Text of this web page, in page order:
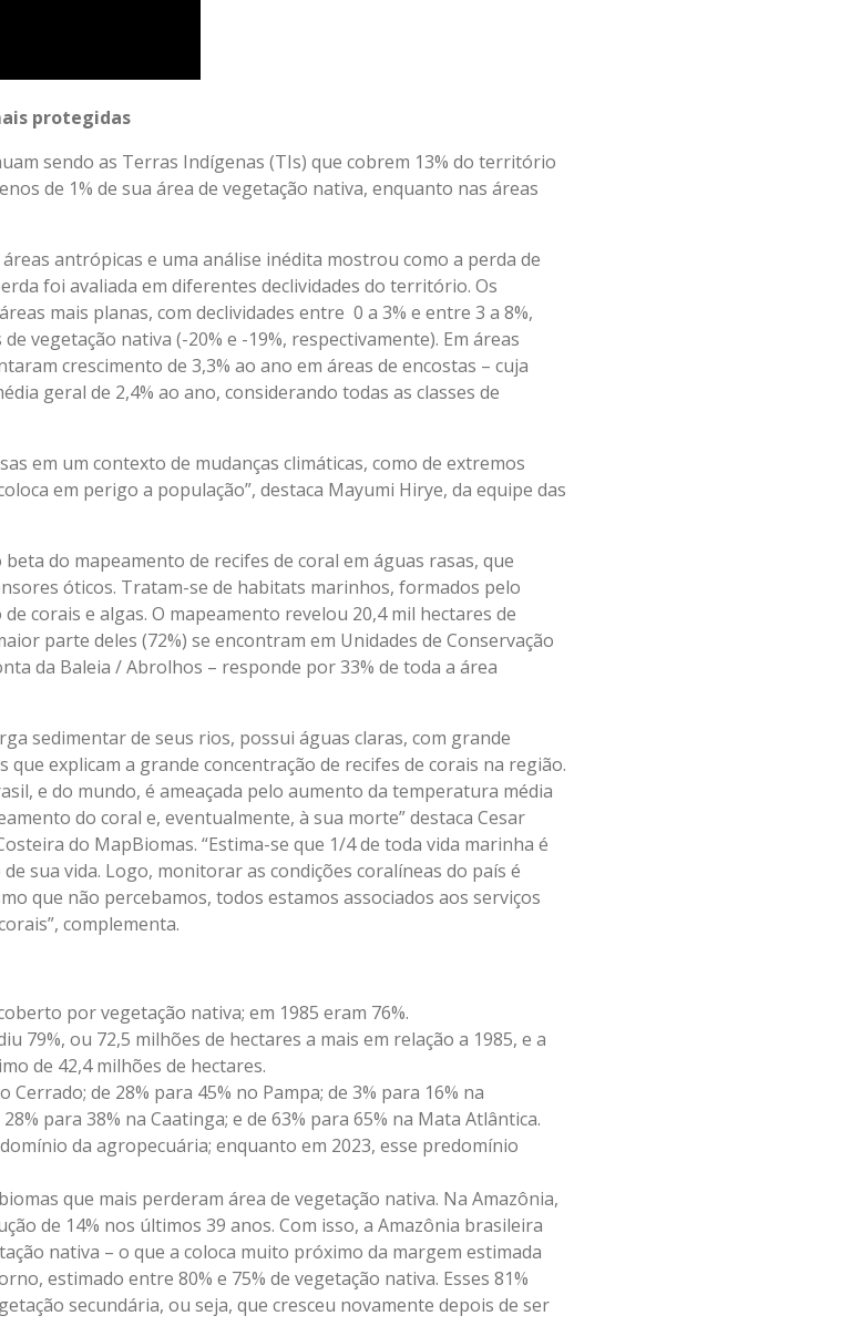
protegidas
sendo as Terras Indígenas (TIs) que cobrem 13% do território
de 1% de sua área de vegetação nativa, enquanto nas áreas
antrópicas e uma análise inédita mostrou como a perda de
foi avaliada em diferentes declividades do território. Os
mais planas, com declividades entre 0 a 3% e entre 3 a 8%,
vegetação nativa (-20% e -19%, respectivamente). Em áreas
crescimento de 3,3% ao ano em áreas de encostas – cuja
geral de 2,4% ao ano, considerando todas as classes de
em um contexto de mudanças climáticas, como de extremos
em perigo a população”, destaca Mayumi Hirye, da equipe das
do mapeamento de recifes de coral em águas rasas, que
óticos. Tratam-se de habitats marinhos, formados pelo
corais e algas. O mapeamento revelou 20,4 mil hectares de
parte deles (72%) se encontram em Unidades de Conservação
da Baleia / Abrolhos – responde por 33% de toda a área
sedimentar de seus rios, possui águas claras, com grande
explicam a grande concentração de recifes de corais na região.
e do mundo, é ameaçada pelo aumento da temperatura média
do coral e, eventualmente, à sua morte” destaca Cesar
do MapBiomas. “Estima-se que 1/4 de toda vida marinha é
sua vida. Logo, monitorar as condições coralíneas do país é
que não percebamos, todos estamos associados aos serviços
complementa.
por vegetação nativa; em 1985 eram 76%.
79%, ou 72,5 milhões de hectares a mais em relação a 1985, e a
de 42,4 milhões de hectares.
de 28% para 45% no Pampa; de 3% para 16% na
para 38% na Caatinga; e de 63% para 65% na Mata Atlântica.
da agropecuária; enquanto em 2023, esse predomínio
que mais perderam área de vegetação nativa. Na Amazônia,
de 14% nos últimos 39 anos. Com isso, a Amazônia brasileira
nativa – o que a coloca muito próximo da margem estimada
estimado entre 80% e 75% de vegetação nativa. Esses 81%
secundária, ou seja, que cresceu novamente depois de ser